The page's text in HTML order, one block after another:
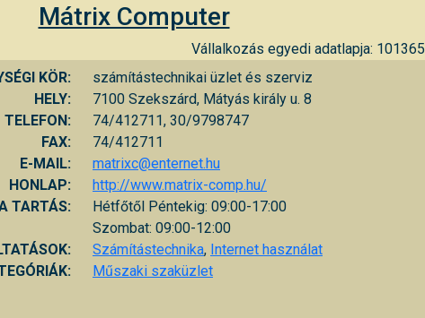
Mátrix Computer
Vállalkozás egyedi adatlapja: 101365
KÖR:
számítástechnikai üzlet és szerviz
HELY:
7100 Szekszárd, Mátyás király u. 8
TELEFON:
74/412711, 30/9798747
FAX:
74/412711
E-MAIL:
matrixc@enternet.hu
HONLAP:
http://www.matrix-comp.hu/
TARTÁS:
Hétfőtől Péntekig: 09:00-17:00
Szombat: 09:00-12:00
Számítástechnika, Internet használat
Műszaki szaküzlet